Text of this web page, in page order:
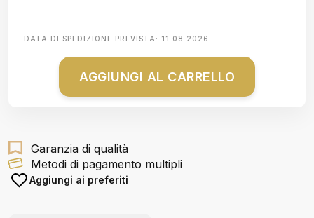
DATA DI SPEDIZIONE PREVISTA: 11.08.2026
AGGIUNGI AL CARRELLO
Garanzia di qualità
Metodi di pagamento multipli
Aggiungi ai preferiti